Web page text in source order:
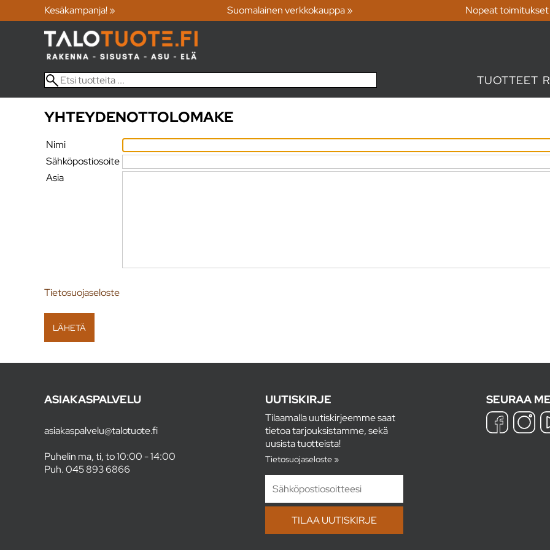
Kesäkampanja! » Suomalainen verkkokauppa » Nopeat
TUOTTEET
YHTEYDENOTTOLOMAKE
Nimi
Sähköpostiosoite
Asia
Tietosuojaseloste
ASIAKASPALVELU
asiakaspalvelu@talotuote.fi
Puhelin ma, ti, to 10:00 - 14:00
Puh.045 893 6866
UUTISKIRJE
Tilaamalla uutiskirjeemme saat
tietoa tarjouksistamme, sekä
uusista tuotteista!
Tietosuojaseloste »
SEURAA